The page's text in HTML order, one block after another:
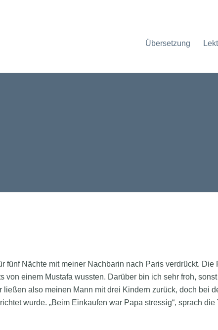
Übersetzung
fünf Nächte mit meiner Nachbarin nach Paris verdrückt. Die
von einem Mustafa wussten. Darüber bin ich sehr froh,
also meinen Mann mit drei Kindern zurück, doch bei
wurde. „Beim Einkaufen war Papa stressig“, sprach die